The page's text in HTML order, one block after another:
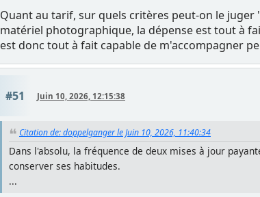
Quant au tarif, sur quels critères peut-on le juger
matériel photographique, la dépense est tout à
est donc tout à fait capable de m'accompagner
#51 Juin 10, 2026, 12:15:38
Citation de: doppelganger le Juin 10, 2026, 11:40:34
Dans l'absolu, la fréquence de deux mises à jour
conserver ses habitudes.
...